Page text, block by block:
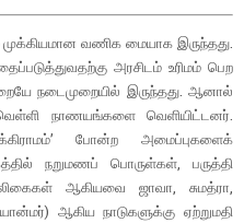
முக்கியமான வணிக மையாக இருந்தது.
அரசிடம் உரிமம் பெற
நடைமுறையில் இருந்தது. ஆனால்
நாணயங்களை வெளியிட்டனர்.
போன்ற அமைப்புகளைக்
நறுமணப் பொருள்கள், பருத்தி
ஆகியவை ஜாவா, சுமத்ரா,
ஆகிய நாடுகளுக்கு ஏற்றுமதி